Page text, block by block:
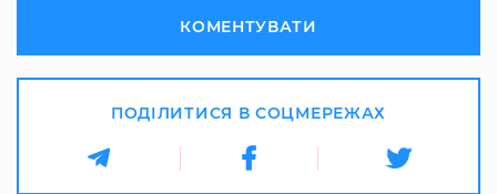
КОМЕНТУВАТИ
ПОДІЛИТИСЯ В СОЦМЕРЕЖАХ